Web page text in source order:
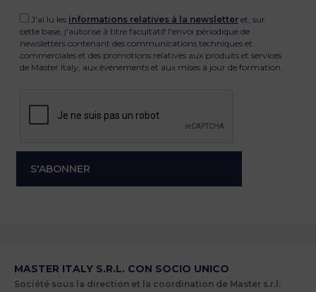
J'ai lu les informations relatives à la newsletter et, sur
cette base, j'autorise à titre facultatif l'envoi périodique de
newsletters contenant des communications techniques et
commerciales et des promotions relatives aux produits et services
de Master Italy, aux événements et aux mises à jour de formation.
MASTER ITALY S.R.L. CON SOCIO UNICO
Société sous la direction et la coordination de Master s.r.l.